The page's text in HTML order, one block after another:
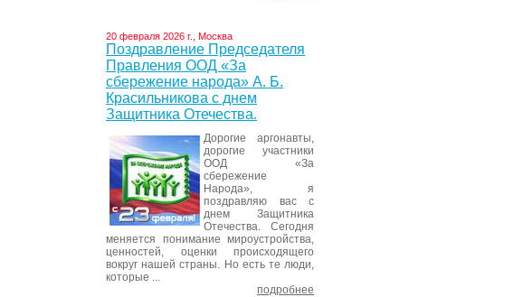
20 февраля 2026 г., Москва
Поздравление Председателя
Правления ООД «За
сбережение народа» А. Б.
Красильникова с днем
Защитника Отечества.
Дорогие аргонавты,
дорогие участники
ООД «За
сбережение
Народа», я
поздравляю вас с
днем Защитника
Отечества. Сегодня
меняется понимание мироустройства,
ценностей, оценки происходящего
вокруг нашей страны. Но есть те люди,
которые ...
подробнее